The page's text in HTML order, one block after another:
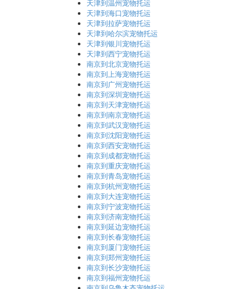
天津到温州宠物托运
天津到海口宠物托运
天津到拉萨宠物托运
天津到哈尔滨宠物托运
天津到银川宠物托运
天津到西宁宠物托运
南京到北京宠物托运
南京到上海宠物托运
南京到广州宠物托运
南京到深圳宠物托运
南京到天津宠物托运
南京到南京宠物托运
南京到武汉宠物托运
南京到沈阳宠物托运
南京到西安宠物托运
南京到成都宠物托运
南京到重庆宠物托运
南京到青岛宠物托运
南京到杭州宠物托运
南京到大连宠物托运
南京到宁波宠物托运
南京到济南宠物托运
南京到延边宠物托运
南京到长春宠物托运
南京到厦门宠物托运
南京到郑州宠物托运
南京到长沙宠物托运
南京到福州宠物托运